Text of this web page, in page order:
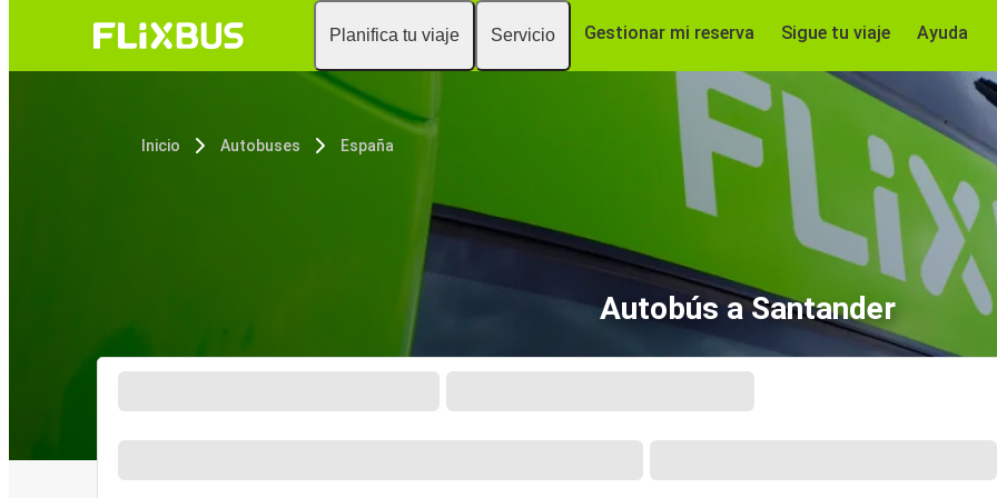
Planifica tu viaje Servicio Gestionar mi reserva Sigue tu viaje Ayuda
Inicio Autobuses España
Autobús a Santander